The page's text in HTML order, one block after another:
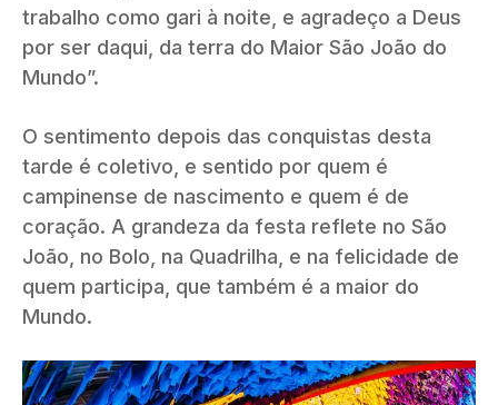
trabalho como gari à noite, e agradeço a Deus
por ser daqui, da terra do Maior São João do
Mundo”.
O sentimento depois das conquistas desta
tarde é coletivo, e sentido por quem é
campinense de nascimento e quem é de
coração. A grandeza da festa reflete no São
João, no Bolo, na Quadrilha, e na felicidade de
quem participa, que também é a maior do
Mundo.